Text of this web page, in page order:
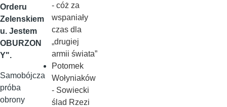
Orderu
Zelenskiem
u. Jestem
OBURZON
Y".
Samobójcza
próba
obrony
- cóż za
wspaniały
czas dla
„drugiej
armii świata”
Potomek
Wołyniaków
- Sowiecki
ślad Rzezi